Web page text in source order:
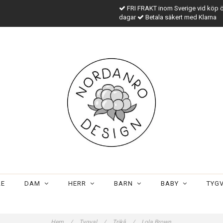
FRI FRAKT inom Sverige vid köp
dagar
Betala säkert med Klarna
DAM HERR BARN BABY